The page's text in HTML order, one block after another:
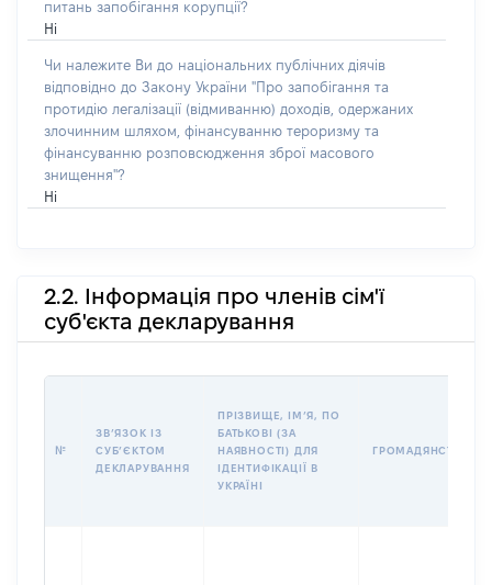
питань запобігання корупції?
Ні
Чи належите Ви до національних публічних діячів
відповідно до Закону України "Про запобігання та
протидію легалізації (відмиванню) доходів, одержаних
злочинним шляхом, фінансуванню тероризму та
фінансуванню розповсюдження зброї масового
знищення"?
Ні
2.2. Інформація про членів сім'ї
суб'єкта декларування
№
ЗВʼЯЗОК ІЗ
СУБʼЄКТОМ
ДЕКЛАРУВАННЯ
ПРІЗВИЩЕ, ІМʼЯ, ПО
БАТЬКОВІ (ЗА
НАЯВНОСТІ) ДЛЯ
ІДЕНТИФІКАЦІЇ В
УКРАЇНІ
ГРОМАДЯНСТВО